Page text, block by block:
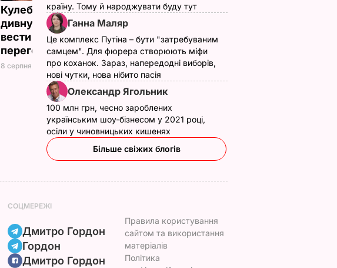
Кулеба розповів про
дивну манеру Путіна
вести телефонні
переговори
8 серпня, 10.25СВІТ
Кулеба пояснив,
чому Трамп
насправді
причепився до
костюма
Зеленського
8 серпня, 07.07
країну. Тому й народжувати буду тут
Ганна Маляр
Це комплекс Путіна – бути "затребуваним
самцем". Для фюрера створюють міфи
про коханок. Зараз, напередодні виборів,
нові чутки, нова нібито пасія
Олександр Ягольник
100 млн грн, чесно зароблених
українським шоу-бізнесом у 2021 році,
осіли у чиновницьких кишенях
Більше свіжих блогів
СОЦМЕРЕЖІ
Дмитро Гордон
Гордон
Дмитро Гордон
Правила користування
сайтом та використання
матеріалів
Політика